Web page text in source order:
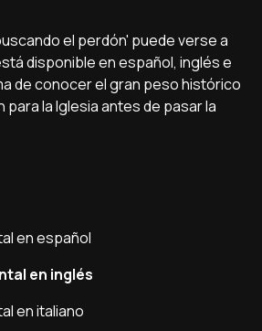
el perdón' puede verse a
disponible en español, inglés e
de conocer el gran peso histórico
la Iglesia antes de pasar la
en español
en inglés
en italiano